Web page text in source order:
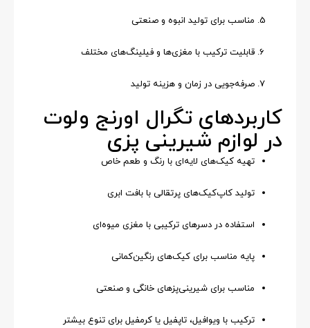
مناسب برای تولید انبوه و صنعتی
قابلیت ترکیب با مغزی‌ها و فیلینگ‌های مختلف
صرفه‌جویی در زمان و هزینه تولید
کاربردهای تگرال اورنج ولوت
در لوازم شیرینی پزی
تهیه کیک‌های لایه‌ای با رنگ و طعم خاص
تولید کاپ‌کیک‌های پرتقالی با بافت ابری
استفاده در دسرهای ترکیبی با مغزی میوه‌ای
پایه مناسب برای کیک‌های رنگین‌کمانی
مناسب برای شیرینی‌پزهای خانگی و صنعتی
ترکیب با ویوافیل، تاپفیل یا کرمفیل برای تنوع بیشتر